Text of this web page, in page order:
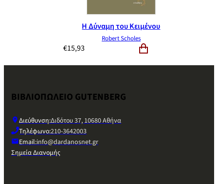
Η Δύναμη του Κειμένου
Robert Scholes
€15,93
ΒΙΒΛΙΟΠΩΛΕΙΟ GUTENBERG
Διεύθυνση:Διδότου 37, 10680 Αθήνα
Τηλέφωνο:210-3642003
Email:info@dardanosnet.gr
Σημεία Διανομής